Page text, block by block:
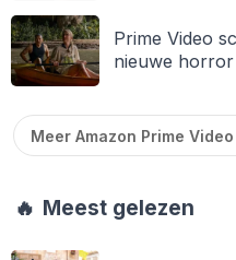
Prime Video
nieuwe
Meer Amazon Prime Video
🔥 Meest gelezen